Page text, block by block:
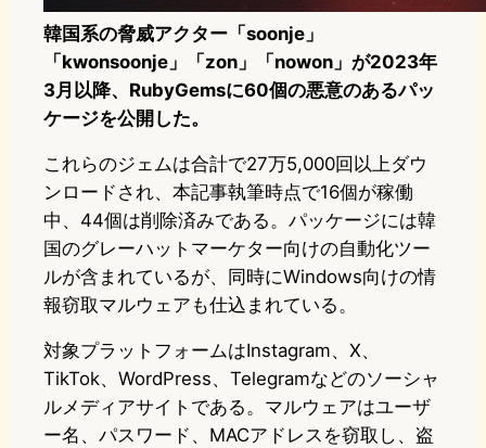
韓国系の脅威アクター「soonje」
「kwonsoonje」「zon」「nowon」が2023年
3月以降、RubyGemsに60個の悪意のあるパッ
ケージを公開した。
これらのジェムは合計で27万5,000回以上ダウ
ンロードされ、本記事執筆時点で16個が稼働
中、44個は削除済みである。パッケージには韓
国のグレーハットマーケター向けの自動化ツー
ルが含まれているが、同時にWindows向けの情
報窃取マルウェアも仕込まれている。
対象プラットフォームはInstagram、X、
TikTok、WordPress、Telegramなどのソーシャ
ルメディアサイトである。マルウェアはユーザ
ー名、パスワード、MACアドレスを窃取し、盗